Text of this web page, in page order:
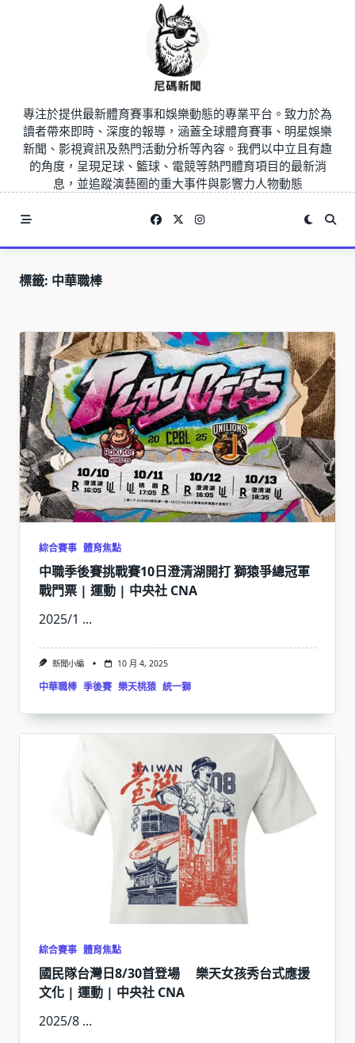
專注於提供最新體育賽事和娛樂動態的專業平台。致力於為
讀者帶來即時、深度的報導，涵蓋全球體育賽事、明星娛樂
新聞、影視資訊及熱門活動分析等內容。我們以中立且有趣
的角度，呈現足球、籃球、電競等熱門體育項目的最新消
息，並追蹤演藝圈的重大事件與影響力人物動態
標籤: 中華職棒
綜合賽事 體育焦點
中職季後賽挑戰賽10日澄清湖開打 獅猿爭總冠軍
戰門票 | 運動 | 中央社 CNA
2025/1 ...
新聞小編 10 月 4, 2025
中華職棒 季後賽 樂天桃猿 統一獅
綜合賽事 體育焦點
國民隊台灣日8/30首登場 樂天女孩秀台式應援
文化 | 運動 | 中央社 CNA
2025/8 ...